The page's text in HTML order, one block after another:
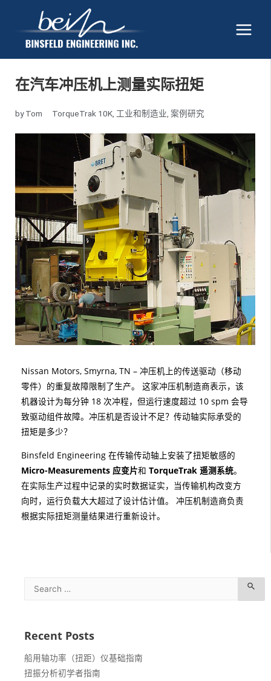
在汽车冲压机上测量实际扭矩
byTom TorqueTrak 10K, 工业和制造业, 案例研究
Nissan Motors, Smyrna, TN – 冲压机上的传送驱动（移动
零件）的重复故障限制了生产。 这家冲压机制造商表示，该
机器设计为每分钟 18 次冲程，但运行速度超过 10 spm 会导
致驱动组件故障。冲压机是否设计不足？传动轴实际承受的
扭矩是多少？
Binsfeld Engineering 在传输传动轴上安装了扭矩敏感的
Micro-Measurements 应变片和 TorqueTrak 遥测系统。
在实际生产过程中记录的实时数据证实，当传输机构改变方
向时，运行负载大大超过了设计估计值。 冲压机制造商负责
根据实际扭矩测量结果进行重新设计。
Recent Posts
船用轴功率（扭距）仪基础指南
扭振分析初学者指南